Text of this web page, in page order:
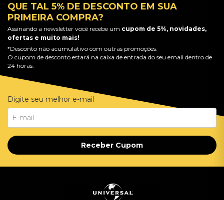
QUE TAL 5% DE DESCONTO EM SUA
PRIMEIRA COMPRA?
Assinando a newsletter você recebe um cupom de 5%, novidades,
ofertas e muito mais!
*Desconto não acumulativo com outras promoções.
O cupom de desconto estará na caixa de entrada do seu email dentro de
24 horas.
Digite seu melhor e-mail
Receber Cupom